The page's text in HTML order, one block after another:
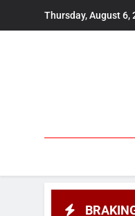
Thursday, August 6,
Says Meghalaya CM